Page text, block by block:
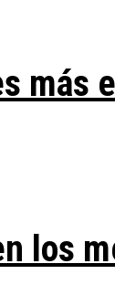
más
los